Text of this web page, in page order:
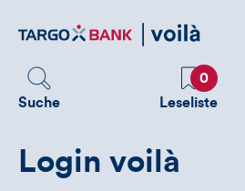
zum
Suche
Favoriten
0
Leseliste
Login voilà